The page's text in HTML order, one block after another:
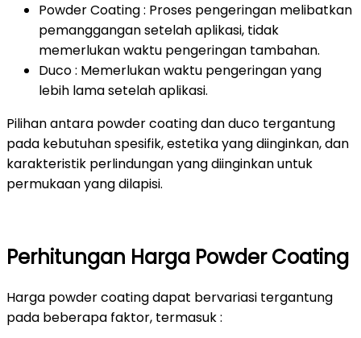
Powder Coating : Proses pengeringan melibatkan
pemanggangan setelah aplikasi, tidak
memerlukan waktu pengeringan tambahan.
Duco : Memerlukan waktu pengeringan yang
lebih lama setelah aplikasi.
Pilihan antara powder coating dan duco tergantung
pada kebutuhan spesifik, estetika yang diinginkan, dan
karakteristik perlindungan yang diinginkan untuk
permukaan yang dilapisi.
Perhitungan Harga Powder Coating
Harga powder coating dapat bervariasi tergantung
pada beberapa faktor, termasuk :